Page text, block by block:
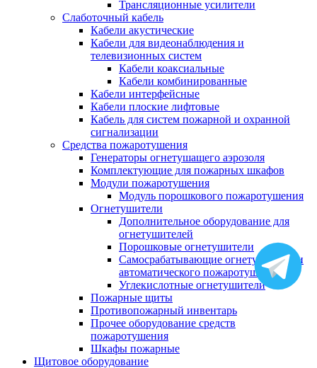
Трансляционные усилители
Слаботочный кабель
Кабели акустические
Кабели для видеонаблюдения и
телевизионных систем
Кабели коаксиальные
Кабели комбинированные
Кабели интерфейсные
Кабели плоские лифтовые
Кабель для систем пожарной и охранной
сигнализации
Средства пожаротушения
Генераторы огнетушащего аэрозоля
Комплектующие для пожарных шкафов
Модули пожаротушения
Модуль порошкового пожаротушения
Огнетушители
Дополнительное оборудование для
огнетушителей
Порошковые огнетушители
Самосрабатывающие огнетушители и
автоматического пожаротушения
Углекислотные огнетушители
Пожарные щиты
Противопожарный инвентарь
Прочее оборудование средств
пожаротушения
Шкафы пожарные
Щитовое оборудование